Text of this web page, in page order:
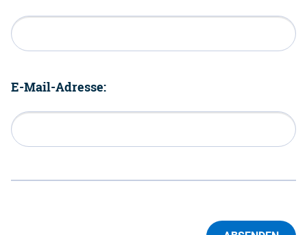
E-Mail-Adresse: